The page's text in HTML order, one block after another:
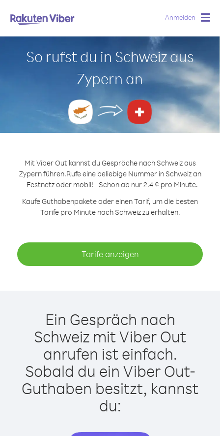
Anmelden
So rufst du in Schweiz aus
Zypern an
Mit Viber Out kannst du Gespräche nach Schweiz aus
Zypern führen.Rufe eine beliebige Nummer in Schweiz an
- Festnetz oder mobil! - Schon ab nur 2.4 ¢ pro Minute.
Kaufe Guthabenpakete oder einen Tarif, um die besten
Tarife pro Minute nach Schweiz zu erhalten.
Tarife anzeigen
Ein Gespräch nach
Schweiz mit Viber Out
anrufen ist einfach.
Sobald du ein Viber Out-
Guthaben besitzt, kannst
du: